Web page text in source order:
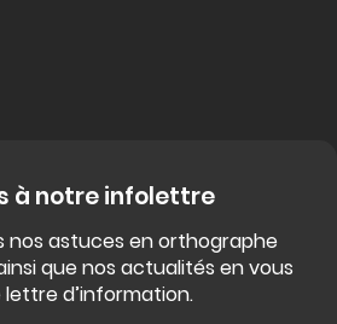
à notre infolettre
nos astuces en orthographe
que nos actualités en vous
d’information.